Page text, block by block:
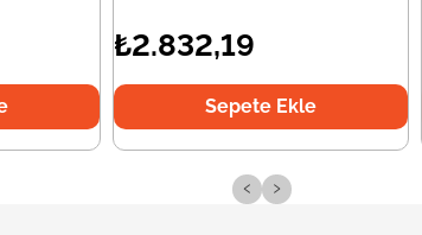
₺2.832,19
Sepete Ekle
‹ ›